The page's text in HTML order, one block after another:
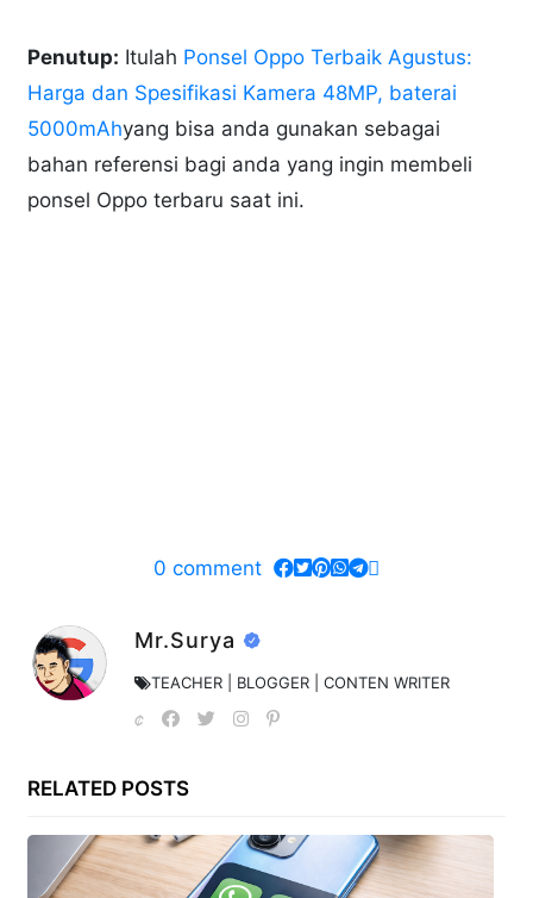
Penutup: Itulah Ponsel Oppo Terbaik Agustus:
Harga dan Spesifikasi Kamera 48MP, baterai
5000mAhyang bisa anda gunakan sebagai
bahan referensi bagi anda yang ingin membeli
ponsel Oppo terbaru saat ini.
0 comment
Mr.Surya
TEACHER | BLOGGER | CONTEN WRITER
RELATED POSTS